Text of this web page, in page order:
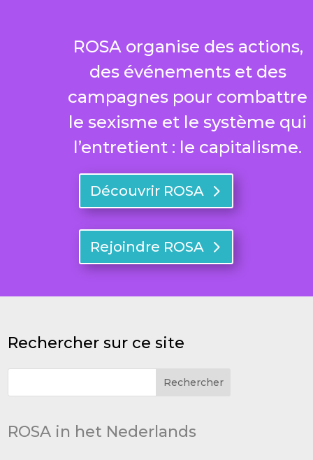
ROSA organise des actions,
des événements et des
campagnes pour combattre
le sexisme et le système qui
l’entretient : le capitalisme.
Découvrir ROSA
Rejoindre ROSA
Rechercher sur ce site
ROSA in het Nederlands